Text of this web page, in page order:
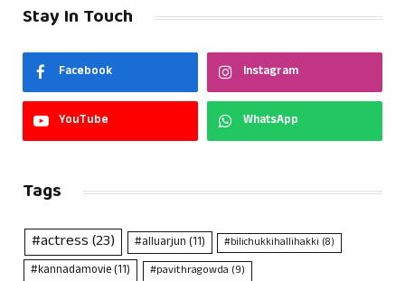
Stay In Touch
Facebook Instagram
YouTube WhatsApp
Tags
#actress(23) #alluarjun(11) #bilichukkihallihakki (8)
#kannadamovie(11) #pavithragowda (9)